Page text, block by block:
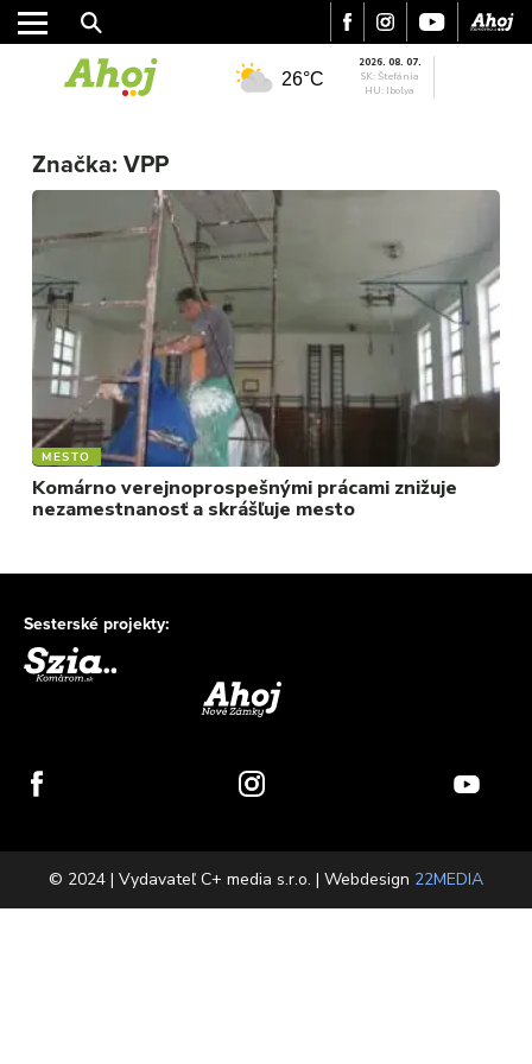
ŠPORT
KULTÚRA
FOTKY
VIDEO
MIX
26°C
2026. 08. 07.
SK: Štefánia
HU: Ibolya
Značka: VPP
MESTO
Komárno verejnoprospešnými prácami znižuje
nezamestnanosť a skrášľuje mesto
Sesterské projekty:
© 2024 | Vydavateľ C+ media s.r.o. | Webdesign 22MEDIA